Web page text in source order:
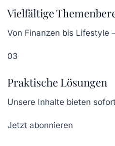
Vielfältige
Von Finanzen bis Lifestyle
03
Praktische Lösungen
Unsere Inhalte bieten
Jetzt abonnieren